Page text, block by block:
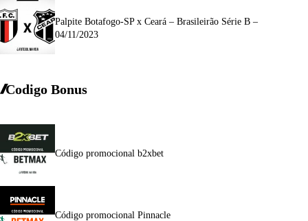
Palpite Botafogo-SP x Ceará – Brasileirão Série B –
04/11/2023
Codigo Bonus
Código promocional b2xbet
Código promocional Pinnacle